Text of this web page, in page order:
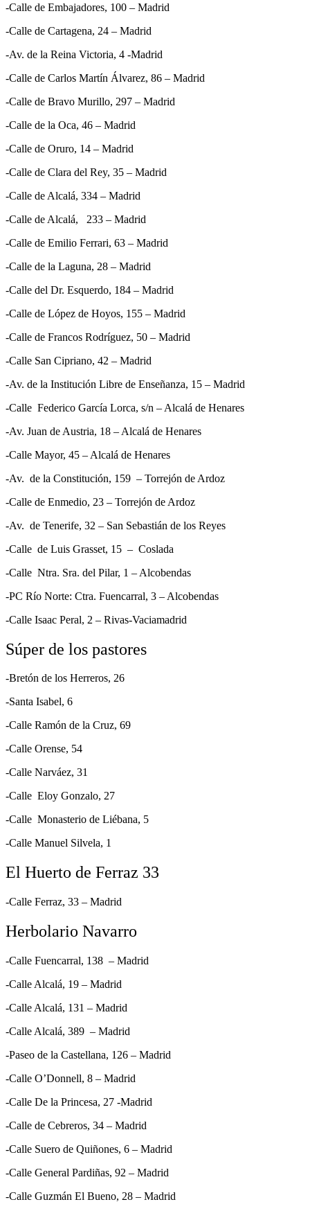
-Calle de Embajadores, 100 – Madrid
-Calle de Cartagena, 24 – Madrid
-Av. de la Reina Victoria, 4 -Madrid
-Calle de Carlos Martín Álvarez, 86 – Madrid
-Calle de Bravo Murillo, 297 – Madrid
-Calle de la Oca, 46 – Madrid
-Calle de Oruro, 14 – Madrid
-Calle de Clara del Rey, 35 – Madrid
-Calle de Alcalá, 334 – Madrid
-Calle de Alcalá, 233 – Madrid
-Calle de Emilio Ferrari, 63 – Madrid
-Calle de la Laguna, 28 – Madrid
-Calle del Dr. Esquerdo, 184 – Madrid
-Calle de López de Hoyos, 155 – Madrid
-Calle de Francos Rodríguez, 50 – Madrid
-Calle San Cipriano, 42 – Madrid
-Av. de la Institución Libre de Enseñanza, 15 – Madrid
-Calle Federico García Lorca, s/n – Alcalá de Henares
-Av. Juan de Austria, 18 – Alcalá de Henares
-Calle Mayor, 45 – Alcalá de Henares
-Av. de la Constitución, 159 – Torrejón de Ardoz
-Calle de Enmedio, 23 – Torrejón de Ardoz
-Av. de Tenerife, 32 – San Sebastián de los Reyes
-Calle de Luis Grasset, 15 – Coslada
-Calle Ntra. Sra. del Pilar, 1 – Alcobendas
-PC Río Norte: Ctra. Fuencarral, 3 – Alcobendas
-Calle Isaac Peral, 2 – Rivas-Vaciamadrid
Súper de los pastores
-Bretón de los Herreros, 26
-Santa Isabel, 6
-Calle Ramón de la Cruz, 69
-Calle Orense, 54
-Calle Narváez, 31
-Calle Eloy Gonzalo, 27
-Calle Monasterio de Liébana, 5
-Calle Manuel Silvela, 1
El Huerto de Ferraz 33
-Calle Ferraz, 33 – Madrid
Herbolario Navarro
-Calle Fuencarral, 138 – Madrid
-Calle Alcalá, 19 – Madrid
-Calle Alcalá, 131 – Madrid
-Calle Alcalá, 389 – Madrid
-Paseo de la Castellana, 126 – Madrid
-Calle O’Donnell, 8 – Madrid
-Calle De la Princesa, 27 -Madrid
-Calle de Cebreros, 34 – Madrid
-Calle Suero de Quiñones, 6 – Madrid
-Calle General Pardiñas, 92 – Madrid
-Calle Guzmán El Bueno, 28 – Madrid